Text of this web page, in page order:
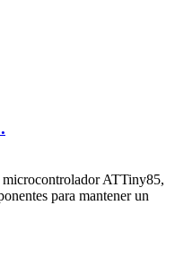
ATTiny85,
para mantener un